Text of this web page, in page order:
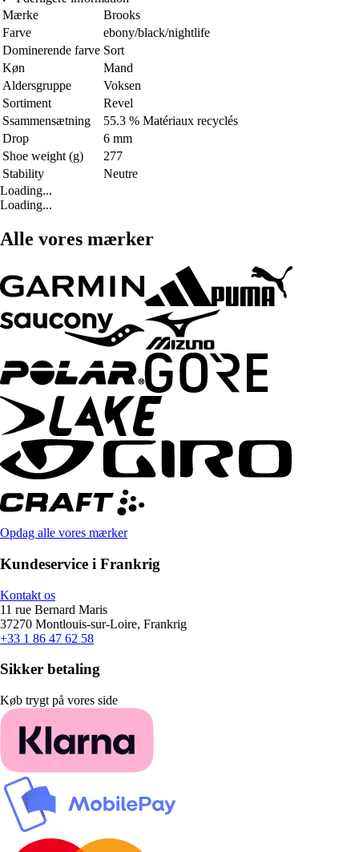
Mærke
Brooks
Farve
ebony/black/nightlife
Dominerende farve Sort
Køn
Mand
Aldersgruppe
Voksen
Sortiment
Revel
Ssammensætning
55.3 % Matériaux recyclés
Drop
6 mm
Shoe weight (g)
277
Stability
Neutre
Loading...
Loading...
Alle vores mærker
Opdag alle vores mærker
Kundeservice i Frankrig
Kontakt os
11 rue Bernard Maris
37270 Montlouis-sur-Loire, Frankrig
+33 1 86 47 62 58
Sikker betaling
Køb trygt på vores side